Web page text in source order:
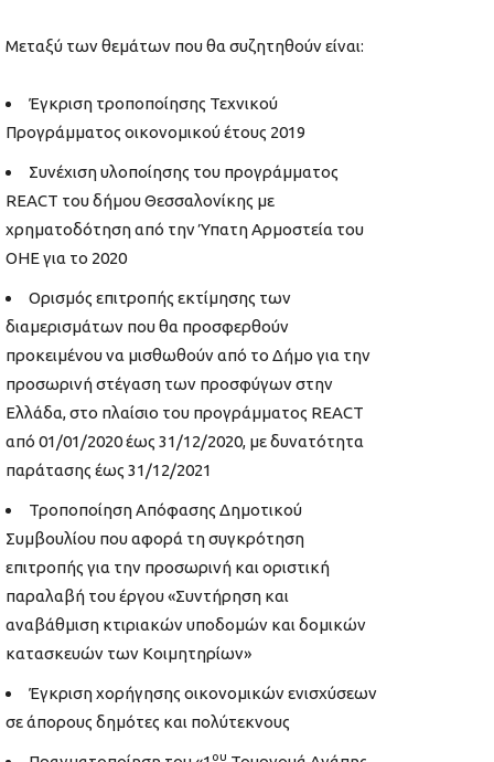
Μεταξύ των θεμάτων που θα συζητηθούν είναι:
Έγκριση τροποποίησης Τεχνικού
Προγράμματος οικονομικού έτους 2019
Συνέχιση υλοποίησης του προγράμματος
REACT του δήμου Θεσσαλονίκης με
χρηματοδότηση από την Ύπατη Αρμοστεία του
ΟΗΕ για το 2020
Ορισμός επιτροπής εκτίμησης των
διαμερισμάτων που θα προσφερθούν
προκειμένου να μισθωθούν από το Δήμο για την
προσωρινή στέγαση των προσφύγων στην
Ελλάδα, στο πλαίσιο του προγράμματος REACT
από 01/01/2020 έως 31/12/2020, με δυνατότητα
παράτασης έως 31/12/2021
Τροποποίηση Απόφασης Δημοτικού
Συμβουλίου που αφορά τη συγκρότηση
επιτροπής για την προσωρινή και οριστική
παραλαβή του έργου «Συντήρηση και
αναβάθμιση κτιριακών υποδομών και δομικών
κατασκευών των Κοιμητηρίων»
Έγκριση χορήγησης οικονομικών ενισχύσεων
σε άπορους δημότες και πολύτεκνους
ου